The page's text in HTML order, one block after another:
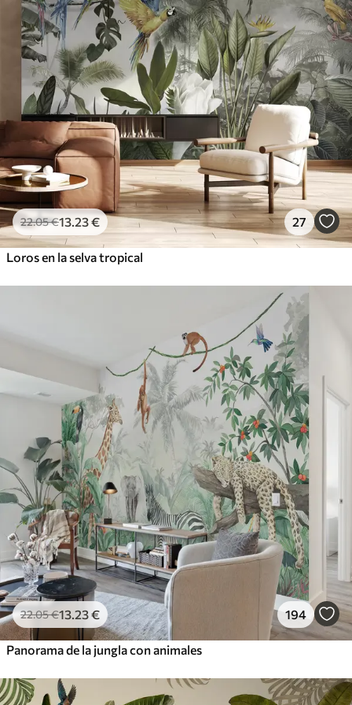
22.05€13 .23€ 27
Loros en la selva tropical
22.05€13 .23€ 194
Panorama de la jungla con animales